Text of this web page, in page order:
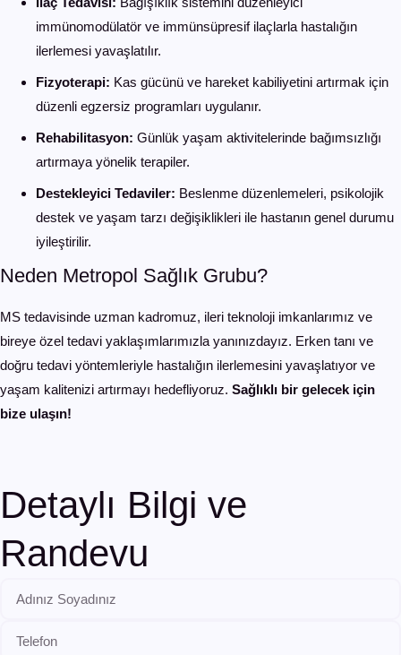
immünomodülatör ve immünsüpresif ilaçlarla hastalığın
ilerlemesi yavaşlatılır.
Fizyoterapi: Kas gücünü ve hareket kabiliyetini artırmak için
düzenli egzersiz programları uygulanır.
Rehabilitasyon: Günlük yaşam aktivitelerinde bağımsızlığı
artırmaya yönelik terapiler.
Destekleyici Tedaviler: Beslenme düzenlemeleri, psikolojik
destek ve yaşam tarzı değişiklikleri ile hastanın genel durumu
iyileştirilir.
Neden Metropol Sağlık Grubu?
MS tedavisinde uzman kadromuz, ileri teknoloji imkanlarımız ve
bireye özel tedavi yaklaşımlarımızla yanınızdayız. Erken tanı ve
doğru tedavi yöntemleriyle hastalığın ilerlemesini yavaşlatıyor ve
yaşam kalitenizi artırmayı hedefliyoruz. Sağlıklı bir gelecek için
bize ulaşın!
Detaylı Bilgi ve
Randevu